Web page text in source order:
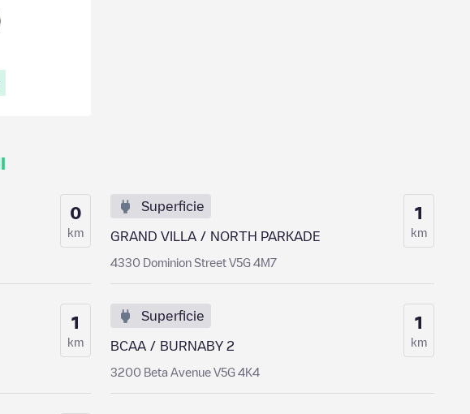
0
km
Superficie
GRAND VILLA / NORTH PARKADE
4330 Dominion Street V5G 4M7
1
km
1
km
Superficie
BCAA / BURNABY 2
3200 Beta Avenue V5G 4K4
1
km